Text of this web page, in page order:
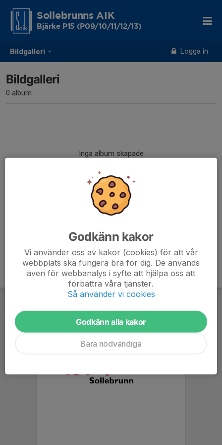
Bildgalleri Logga in
Sollebrunns AIK
Bjärke P15 (P09/10/11/12/13)
Bildgalleri
0 album
Inga album skapade
Godkänn kakor
Vi använder oss av kakor (cookies) för att vår
webbplats ska fungera bra för dig. De används
även för webbanalys i syfte att hjälpa oss att
förbättra våra tjänster.
Så använder vi cookies
Godkänn alla kakor
Bara nödvändiga